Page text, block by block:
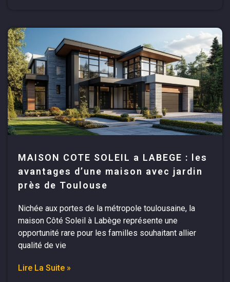
MAISON COTE SOLEIL a LABEGE : les
avantages d’une maison avec jardin
près de Toulouse
Nichée aux portes de la métropole toulousaine, la
maison Côté Soleil à Labège représente une
opportunité rare pour les familles souhaitant allier
qualité de vie
Lire La Suite »